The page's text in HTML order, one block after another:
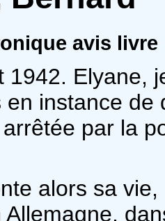
avis
1942. Elyane,
en instance
par la
alors sa
Allemagne,